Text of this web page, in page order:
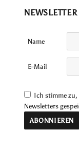
NEWSLETTER
Name
E-Mail
Ich stimme zu,
Newsletters